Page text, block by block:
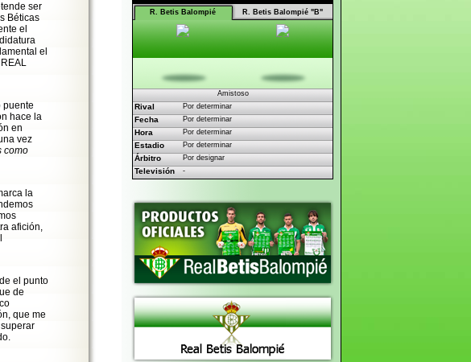
ser
Béticas
el
el
puente
hace la
en
vez
como
la
afición,
el punto
de
que me